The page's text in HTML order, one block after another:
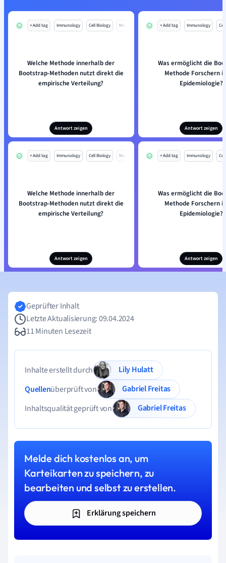
+ Add tag Immunology Cell Biology Mo
Welche Methode innerhalb der
Bootstrap-Methoden nutzt direkt die
empirische Verteilung?
Antwort zeigen
+ Add tag Immunology
Was ermöglicht die
Methode Forschern
Epidemiologie?
Antwort zeigen
+ Add tag Immunology Cell Biology Mo
Welche Methode innerhalb der
Bootstrap-Methoden nutzt direkt die
empirische Verteilung?
Antwort zeigen
+ Add tag Immunology
Was ermöglicht die
Methode Forschern
Epidemiologie?
Antwort zeigen
Geprüfter Inhalt
Letzte Aktualisierung: 09.04.2024
11 Minuten Lesezeit
Inhalte erstellt durch
Lily Hulatt
Quellenüberprüft von
Gabriel Freitas
Inhaltsqualität geprüft von
Gabriel Freitas
Melde dich kostenlos an, um
Karteikarten zu speichern, zu
bearbeiten und selbst zu erstellen.
Erklärung speichern